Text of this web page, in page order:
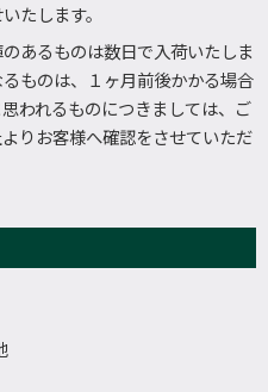
たします。
あるものは数日で入荷いたしま
ものは、１ヶ月前後かかる場合
われるものにつきましては、ご
りお客様へ確認をさせていただ